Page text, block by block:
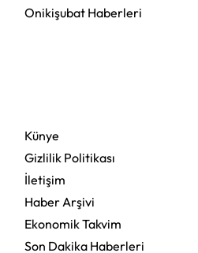
Onikişubat Haberleri
Künye
Gizlilik Politikası
İletişim
Haber Arşivi
Ekonomik Takvim
Son Dakika Haberleri